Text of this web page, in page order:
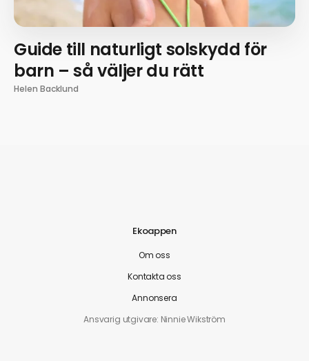
Guide till naturligt solskydd för
barn – så väljer du rätt
Helen Backlund
Ekoappen
Om oss
Kontakta oss
Annonsera
Ansvarig utgivare: Ninnie Wikström